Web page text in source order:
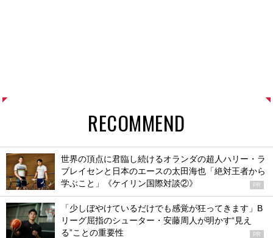
RECOMMEND
世界の頂点に君臨し続けるオランダの超人ハリー・ラ
ブレイセンと日本のエースの太田海也「絶対王者から
学ぶこと」《ケイリン国際対談②》
PR
「少しぼやけているだけでも感覚が狂ってきます」B
リーグ屈指のシューター・安藤周人が明かす“見え
る”ことの重要性
PR